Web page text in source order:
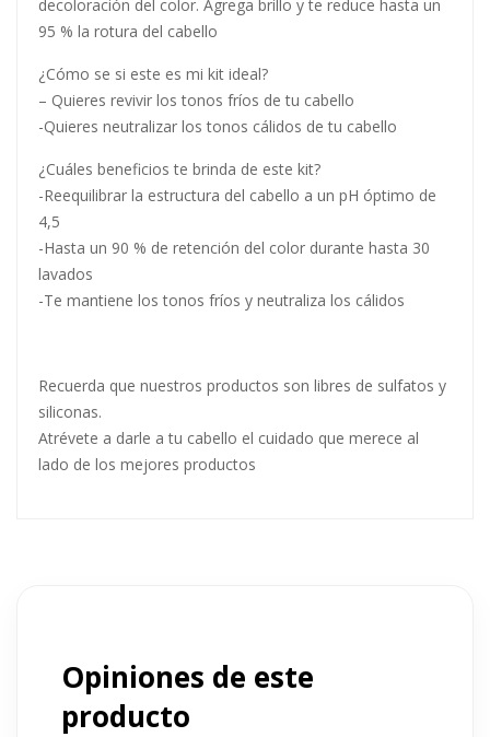
decoloración del color. Agrega brillo y te reduce hasta un
95 % la rotura del cabello
¿Cómo se si este es mi kit ideal?
– Quieres revivir los tonos fríos de tu cabello
-Quieres neutralizar los tonos cálidos de tu cabello
¿Cuáles beneficios te brinda de este kit?
-Reequilibrar la estructura del cabello a un pH óptimo de
4,5
-Hasta un 90 % de retención del color durante hasta 30
lavados
-Te mantiene los tonos fríos y neutraliza los cálidos
Recuerda que nuestros productos son libres de sulfatos y
siliconas.
Atrévete a darle a tu cabello el cuidado que merece al
lado de los mejores productos
Opiniones de este
producto